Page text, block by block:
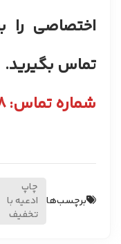
اختصاصی را
تماس بگیرید.
شماره تماس: ۰۹۱۲۱۳۸۳۷۱۸
برچسب‌ها
چاپ
ادعیه با
تخفیف